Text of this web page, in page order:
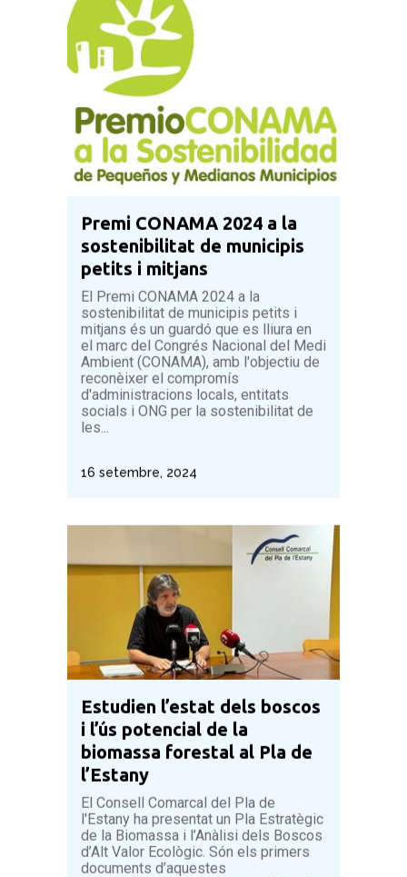
Premi CONAMA 2024 a la
sostenibilitat de municipis
petits i mitjans
El Premi CONAMA 2024 a la
sostenibilitat de municipis petits i
mitjans és un guardó que es lliura en
el marc del Congrés Nacional del Medi
Ambient (CONAMA), amb l'objectiu de
reconèixer el compromís
d'administracions locals, entitats
socials i ONG per la sostenibilitat de
les...
16 setembre, 2024
Estudien l’estat dels boscos
i l’ús potencial de la
biomassa forestal al Pla de
l’Estany
El Consell Comarcal del Pla de
l'Estany ha presentat un Pla Estratègic
de la Biomassa i l’Anàlisi dels Boscos
d’Alt Valor Ecològic. Són els primers
documents d’aquestes